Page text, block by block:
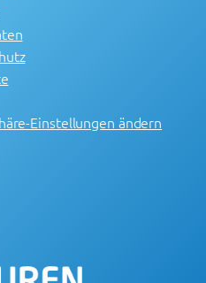
Einstellungen ändern